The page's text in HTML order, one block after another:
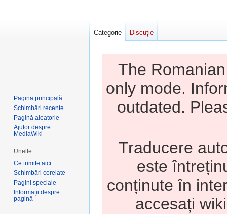
The
only mode.
outdated.
Traducere
este
conținute în
accesați
Categorie Discuție
Pagina principală
Schimbări recente
Pagină aleatorie
Ajutor despre
MediaWiki
Unelte
Ce trimite aici
Schimbări corelate
Pagini speciale
Informații despre
pagină